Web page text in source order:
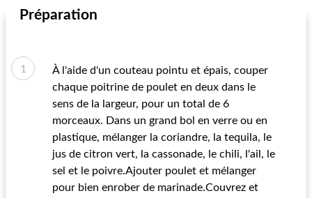
Préparation
À l'aide d'un couteau pointu et épais, couper
chaque poitrine de poulet en deux dans le
sens de la largeur, pour un total de 6
morceaux. Dans un grand bol en verre ou en
plastique, mélanger la coriandre, la tequila, le
jus de citron vert, la cassonade, le chili, l'ail, le
sel et le poivre.Ajouter poulet et mélanger
pour bien enrober de marinade.Couvrez et